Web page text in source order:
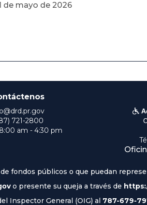
de mayo de 2026
721-2800
am - 4:30 pm

fondos públicos o que puedan
o presente su queja a través de
Inspector General (OIG) al 787-679-